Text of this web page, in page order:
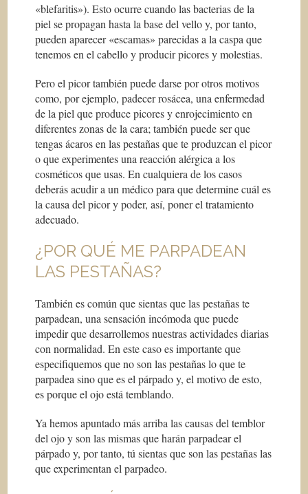
«blefaritis»). Esto ocurre cuando las bacterias de la
piel se propagan hasta la base del vello y, por tanto,
pueden aparecer «escamas» parecidas a la caspa que
tenemos en el cabello y producir picores y molestias.
Pero el picor también puede darse por otros motivos
como, por ejemplo, padecer rosácea, una enfermedad
de la piel que produce picores y enrojecimiento en
diferentes zonas de la cara; también puede ser que
tengas ácaros en las pestañas que te produzcan el picor
o que experimentes una reacción alérgica a los
cosméticos que usas. En cualquiera de los casos
deberás acudir a un médico para que determine cuál es
la causa del picor y poder, así, poner el tratamiento
adecuado.
¿POR QUÉ ME PARPADEAN
LAS PESTAÑAS?
También es común que sientas que las pestañas te
parpadean, una sensación incómoda que puede
impedir que desarrollemos nuestras actividades diarias
con normalidad. En este caso es importante que
especifiquemos que no son las pestañas lo que te
parpadea sino que es el párpado y, el motivo de esto,
es porque el ojo está temblando.
Ya hemos apuntado más arriba las causas del temblor
del ojo y son las mismas que harán parpadear el
párpado y, por tanto, tú sientas que son las pestañas las
que experimentan el parpadeo.